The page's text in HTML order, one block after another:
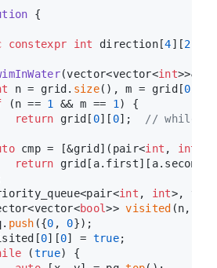
{
constexpr int direction[4][2
(vector<vector<int>>&
n = grid. size(), m = grid[0
(n == 1 && m == 1 ) {
return grid[ 0][ 0];
// while的判
cmp = [&grid](pair<int , int
return
int , int>,
bool>> visited (n,
push ({0 , 0});
0][0] = true;
(true) {